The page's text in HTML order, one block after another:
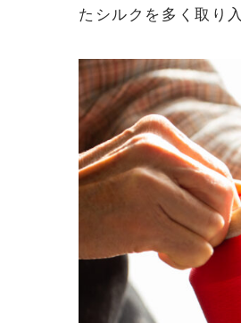
たシルクを多く取り